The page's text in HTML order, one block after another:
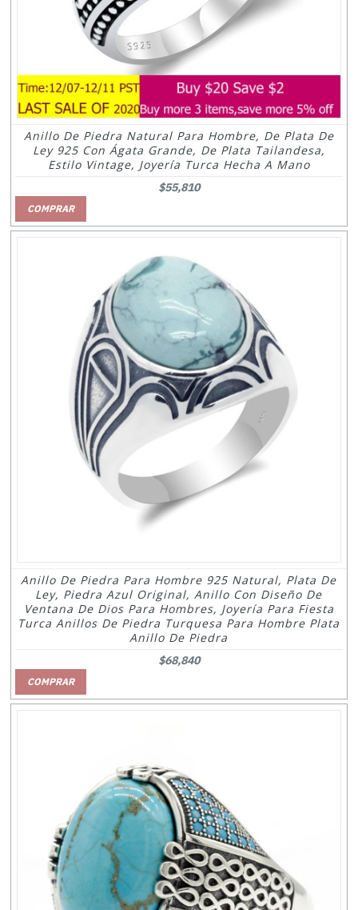
Anillo De Piedra Natural Para Hombre, De Plata De
Ley 925 Con Ágata Grande, De Plata Tailandesa,
Estilo Vintage, Joyería Turca Hecha A Mano
$55,810
COMPRAR
Anillo De Piedra Para Hombre 925 Natural, Plata De
Ley, Piedra Azul Original, Anillo Con Diseño De
Ventana De Dios Para Hombres, Joyería Para Fiesta
Turca Anillos De Piedra Turquesa Para Hombre Plata
Anillo De Piedra
$68,840
COMPRAR